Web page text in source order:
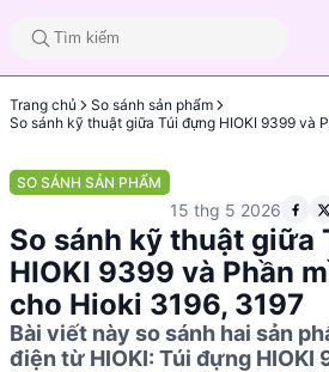
Trang chủ
So sánh sản phẩm
SO SÁNH SẢN PHẨM
15 thg 5 2026
So sánh kỹ thuật giữa
HIOKI 9399 và Phần
cho Hioki 3196, 3197
Bài viết này so sánh hai sản
điện từ HIOKI: Túi đựng HIOKI